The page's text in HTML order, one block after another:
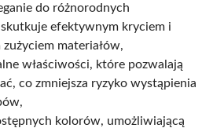
do różnorodnych
efektywnym kryciem i
zużyciem materiałów,
właściwości, które pozwalają
co zmniejsza ryzyko wystąpienia
kolorów, umożliwiającą